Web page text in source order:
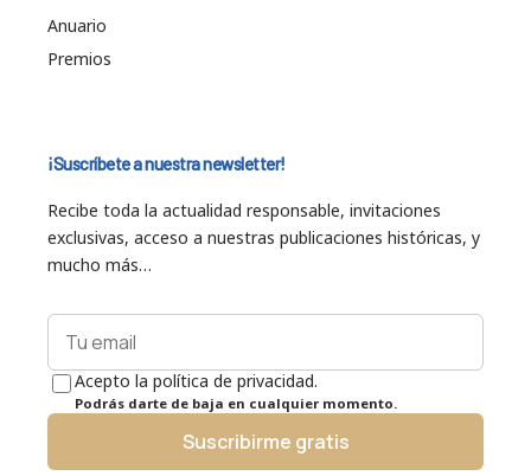
Anuario
Premios
¡Suscríbete a nuestra newsletter!
Recibe toda la actualidad responsable, invitaciones
exclusivas, acceso a nuestras publicaciones históricas, y
mucho más…
Acepto la política de privacidad.
Podrás darte de baja en cualquier momento.
Suscribirme gratis